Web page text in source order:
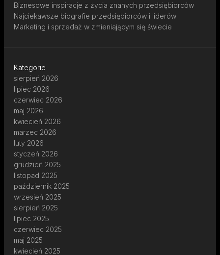
Biznesowe inspiracje z życia znanych przedsiębiorców
Najciekawsze biografie przedsiębiorców i liderów
Marketing i sprzedaż w zmieniającym się świecie
Kategorie
sierpień 2026
lipiec 2026
czerwiec 2026
maj 2026
kwiecień 2026
marzec 2026
luty 2026
styczeń 2026
grudzień 2025
listopad 2025
październik 2025
wrzesień 2025
sierpień 2025
lipiec 2025
czerwiec 2025
maj 2025
kwiecień 2025